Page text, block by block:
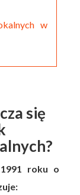
w
się
roku o